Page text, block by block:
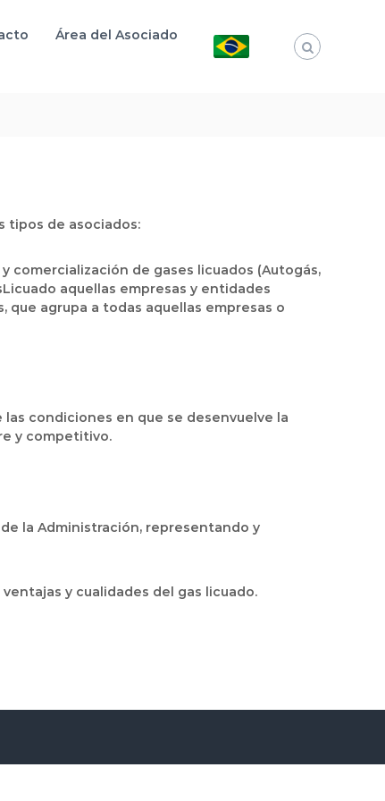
Área del Asociado
tipos de asociados:
comercialización de gases licuados (Autogás,
aquellas empresas y entidades
que agrupa a todas aquellas empresas o
condiciones en que se desenvuelve la
y competitivo.
la Administración, representando y
y cualidades del gas licuado.